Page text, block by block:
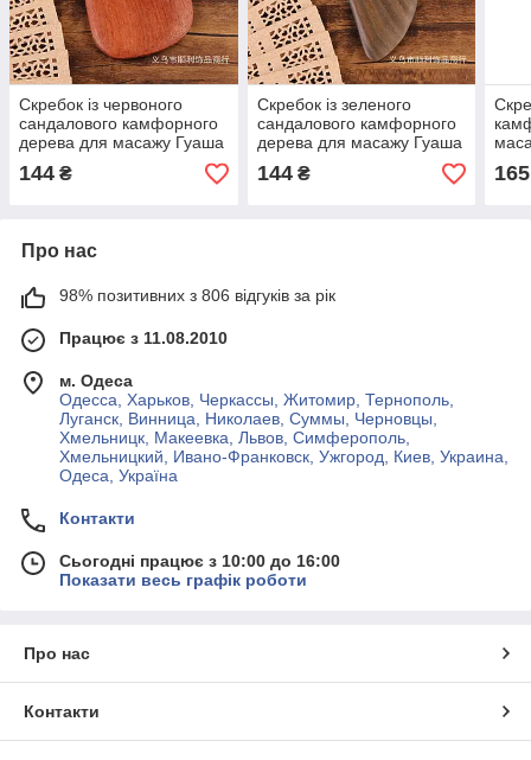
Скребок із червоного
сандалового камфорного
дерева для масажу Гуаша
Пластина (класична)
9.6х5.6 см
144 ₴
Скребок із зеленого
сандалового камфорного
дерева для масажу Гуаша
Пластина 10.5х4см
144₴ 165
Про нас
98% позитивних з 806 відгуків за рік
Працює з 11.08.2010
м. Одеса
Одесса, Харьков, Черкассы, Житомир, Тернополь,
Луганск, Винница, Николаев, Суммы, Черновцы,
Хмельницк, Макеевка, Львов, Симферополь,
Хмельницкий, Ивано-Франковск, Ужгород, Киев, Украина,
Одеса, Україна
Контакти
Сьогодні працює з 10:00 до 16:00
Показати весь графік роботи
Про нас
Контакти